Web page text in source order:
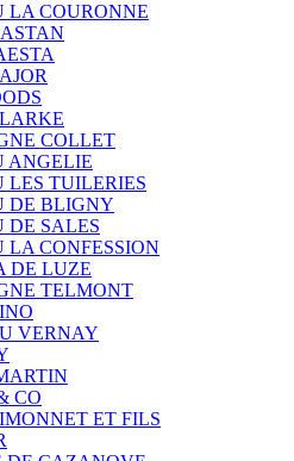
LA COURONNE
COLLET
ANGELIE
LES TUILERIES
DE BLIGNY
DE SALES
LA CONFESSION
DE LUZE
TELMONT
VERNAY
CO
ET FILS